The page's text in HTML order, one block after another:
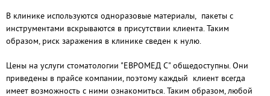
В клинике используются одноразовые материалы, пакеты с
инструментами вскрываются в присутствии клиента. Таким
образом, риск заражения в клинике сведен к нулю.
Цены на услуги стоматологии "ЕВРОМЕД С" общедоступны. Они
приведены в прайсе компании, поэтому каждый клиент всегда
имеет возможность с ними ознакомиться. Таким образом, любой